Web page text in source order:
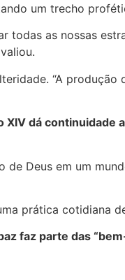
um trecho
todas as nossas
“A produção
dá continuidade
Deus em um
prática cotidiana
faz parte das